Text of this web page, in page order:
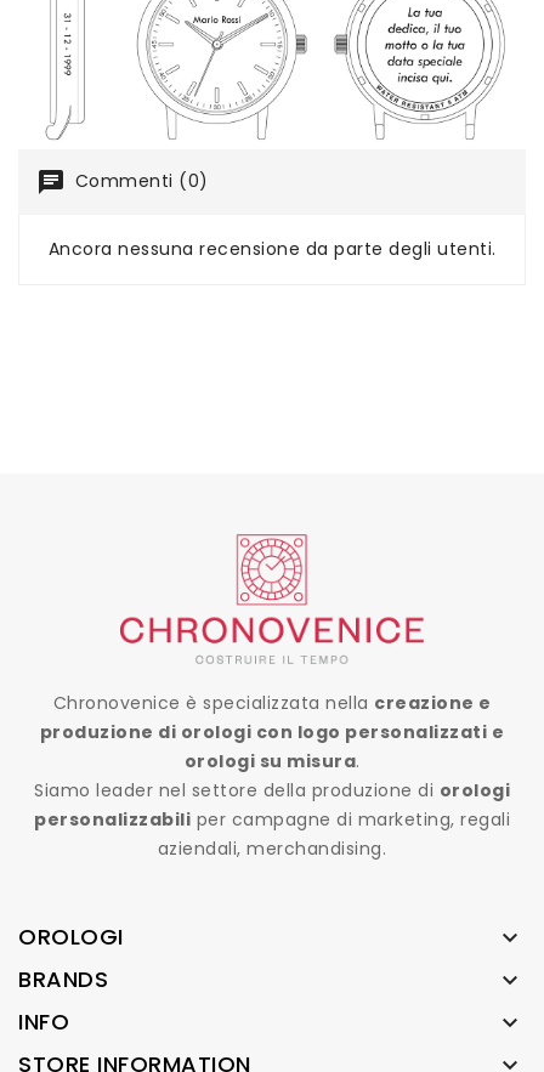
chat Commenti (0)
Ancora nessuna recensione da parte degli utenti.
Chronovenice è specializzata nella creazione e
produzione di orologi con logo personalizzati e
orologi su misura.
Siamo leader nel settore della produzione di orologi
personalizzabili per campagne di marketing, regali
aziendali, merchandising.
OROLOGI 
BRANDS 
INFO 
STORE INFORMATION 